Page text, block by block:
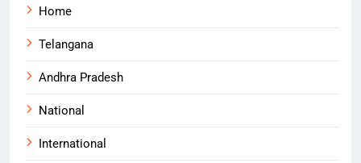
Home
Telangana
Andhra Pradesh
National
International